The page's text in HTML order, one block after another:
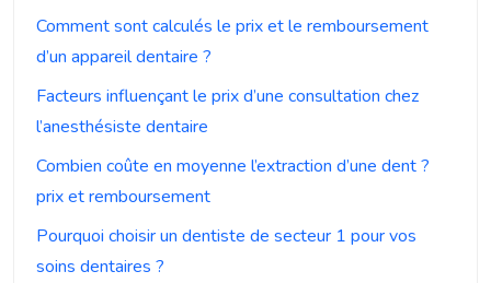
Comment sont calculés le prix et le remboursement
d’un appareil dentaire ?
Facteurs influençant le prix d’une consultation chez
l’anesthésiste dentaire
Combien coûte en moyenne l’extraction d’une dent ?
prix et remboursement
Pourquoi choisir un dentiste de secteur 1 pour vos
soins dentaires ?